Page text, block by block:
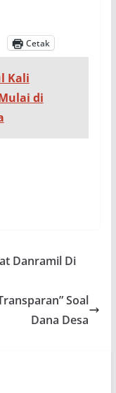
Cetak
Kali
di
Danramil Di
Soal
Dana Desa